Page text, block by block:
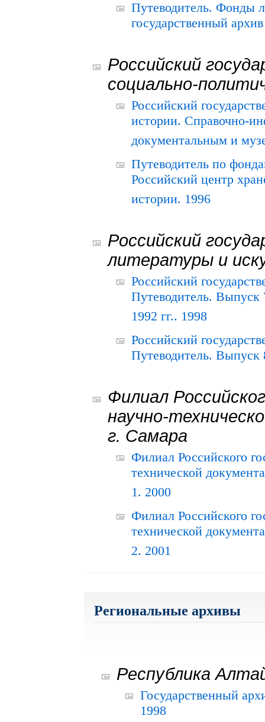
Путеводитель. Фонды
государственный
Российский
социально-
Российский
истории. Справочно-
документальным и
Путеводитель по
Российский центр
истории. 1996
Российский
литературы и
Российский
Путеводитель.
1992 гг.. 1998
Российский
Путеводитель. Выпуск
Филиал
научно-
г. Самара
Филиал Российского
технической
1. 2000
Филиал Российского
технической
2. 2001
Региональные архивы
Республика
Государственный
1998